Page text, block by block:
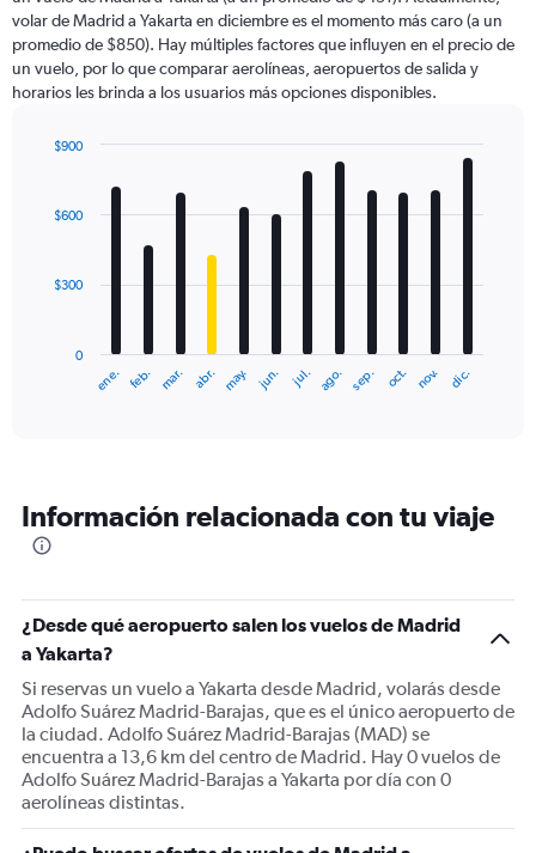
The
chart
has
1
Y
displaying
volar de Madrid a Yakarta en diciembre es el momento más caro (a un
promedio de $850). Hay múltiples factores que influyen en el precio de
un vuelo, por lo que comparar aerolíneas, aeropuertos de salida y
horarios les brinda a los usuarios más opciones disponibles.
with
12
The
categories.
The
Y
axis
values.
Range:
0
to
900.
ene. feb. mar. abr. may. jun. jul. ago. sep. oct. nov. dic.
0
$300
$600
$900
Información relacionada con tu viaje
¿Desde qué aeropuerto salen los vuelos de Madrid
a Yakarta?
Si reservas un vuelo a Yakarta desde Madrid, volarás desde
Adolfo Suárez Madrid-Barajas, que es el único aeropuerto de
la ciudad. Adolfo Suárez Madrid-Barajas (MAD) se
encuentra a 13,6 km del centro de Madrid. Hay 0 vuelos de
Adolfo Suárez Madrid-Barajas a Yakarta por día con 0
aerolíneas distintas.